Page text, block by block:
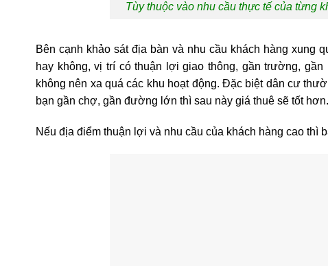
Tùy thuộc vào nhu cầu thực tế của từng
Bên cạnh khảo sát địa bàn và nhu cầu khách hàng xung
hay không, vị trí có thuận lợi giao thông, gần trường,
không nên xa quá các khu hoạt động. Đặc biệt dân cư
bạn gần chợ, gần đường lớn thì sau này giá thuê sẽ tốt hơn.
Nếu địa điểm thuận lợi và nhu cầu của khách hàng cao thì